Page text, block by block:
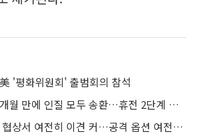
'평화위원회' 출범회의 참석
가자지구 휴전 3개월 만에 인질 모두 송환…휴전 2단계 진입 임박
美 “이란과의 핵 협상서 여전히 이견 커…공격 옵션 여전히 열려 있다”